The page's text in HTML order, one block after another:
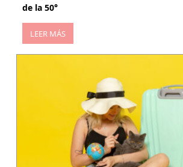
de la 50°
LEER MÁS